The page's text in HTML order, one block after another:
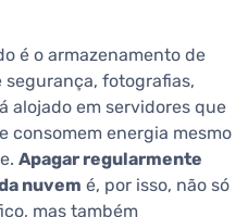
é o armazenamento de
segurança, fotografias,
alojado em servidores que
consomem energia mesmo
Apagar regularmente
nuvem é, por isso, não só
mas também